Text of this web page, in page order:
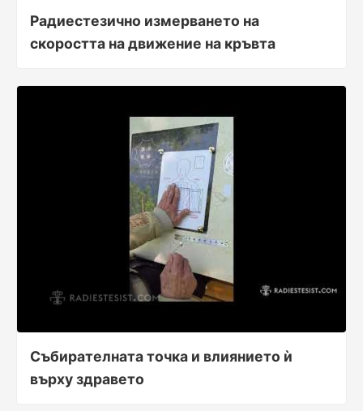
Радиестезично измерването на
скоростта на движение на кръвта
Събирателната точка и влиянието ѝ
върху здравето